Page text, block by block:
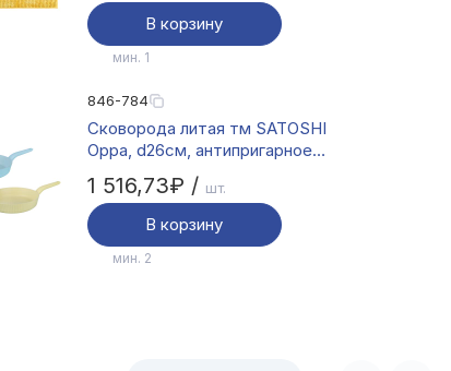
В корзину
мин. 1
846-784
Сковорода литая тм SATOSHI
Орра, d26см, антипригарное
покрытие мрамор, индукция,
2 цвета
1 516,73₽ / шт.
В корзину
мин. 2